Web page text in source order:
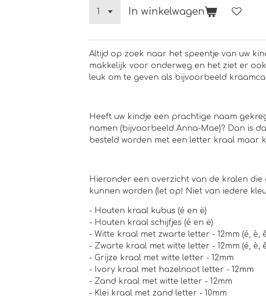
In winkelwagen
Altijd op zoek naar het speentje van uw
makkelijk voor onderweg en het ziet er
leuk om te geven als bijvoorbeeld
Heeft uw kindje een prachtige naam
namen (bijvoorbeeld Anna-Mae)? Dan is
besteld worden met een letter kraal maar
Hieronder een overzicht van de kralen
kunnen worden (let op! Niet van iedere
- Houten kraal kubus (é en ë)
- Houten kraal schijfjes (é en ë)
- Witte kraal met zwarte letter - 12mm (é, è,
- Zwarte kraal met witte letter - 12mm (é, è,
- Grijze kraal met witte letter - 12mm
- Ivory kraal met hazelnoot letter - 12mm
- Zand kraal met witte letter - 12mm
- Klei kraal met zand letter - 10mm